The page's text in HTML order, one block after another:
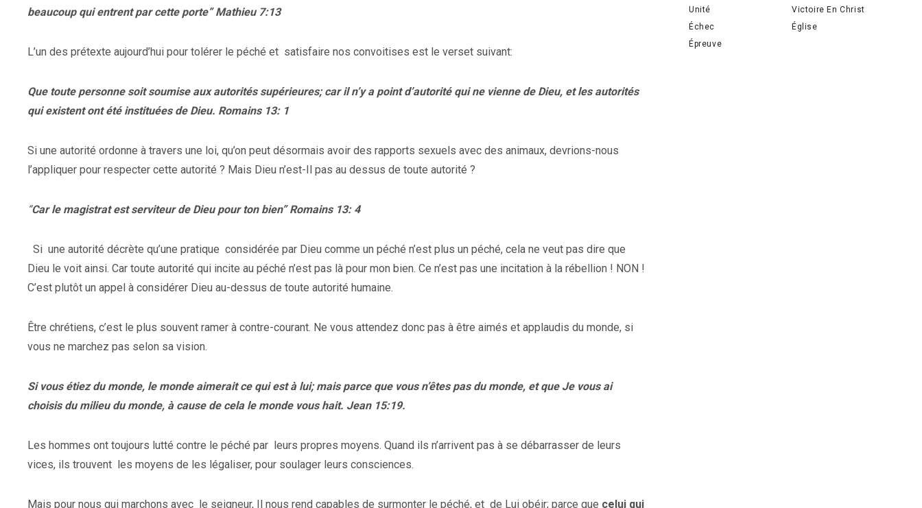
beaucoup qui entrent par cette porte” Mathieu 7:13
L’un des prétexte aujourd’hui pour tolérer le péché et satisfaire nos convoitises est le verset suivant:
Que toute personne soit soumise aux autorités supérieures; car il n’y a point d’autorité qui ne vienne de Dieu, et les autorités
qui existent ont été instituées de Dieu. Romains 13: 1
Si une autorité ordonne à travers une loi, qu’on peut désormais avoir des rapports sexuels avec des animaux, devrions-nous
l’appliquer pour respecter cette autorité ? Mais Dieu n’est-Il pas au dessus de toute autorité ?
“Car le magistrat est serviteur de Dieu pour ton bien” Romains 13: 4
Si une autorité décrète qu’une pratique considérée par Dieu comme un péché n’est plus un péché, cela ne veut pas dire que
Dieu le voit ainsi. Car toute autorité qui incite au péché n’est pas là pour mon bien. Ce n’est pas une incitation à la rébellion ! NON !
C’est plutôt un appel à considérer Dieu au-dessus de toute autorité humaine.
Être chrétiens, c’est le plus souvent ramer à contre-courant. Ne vous attendez donc pas à être aimés et applaudis du monde, si
vous ne marchez pas selon sa vision.
Si vous étiez du monde, le monde aimerait ce qui est à lui; mais parce que vous n’êtes pas du monde, et que Je vous ai
choisis du milieu du monde, à cause de cela le monde vous hait. Jean 15:19.
Les hommes ont toujours lutté contre le péché par leurs propres moyens. Quand ils n’arrivent pas à se débarrasser de leurs
vices, ils trouvent les moyens de les légaliser, pour soulager leurs consciences.
Mais pour nous qui marchons avec le seigneur, Il nous rend capables de surmonter le péché, et de Lui obéir; parce que celui qui
Unité
Victoire En Christ
Échec
Église
Épreuve